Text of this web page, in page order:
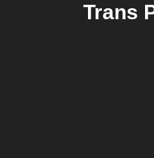
Trans